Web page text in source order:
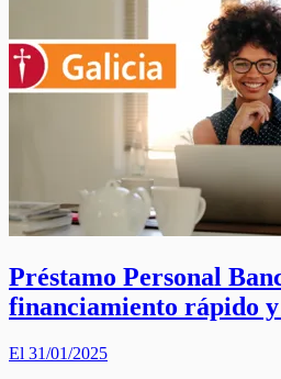
Préstamo Personal
financiamiento rápido
El 31/01/2025